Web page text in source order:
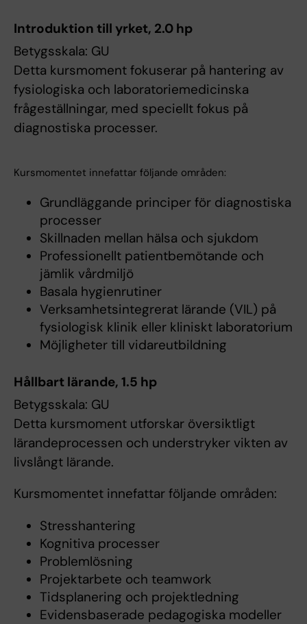
Introduktion till yrket, 2.0 hp
Betygsskala: GU
Detta kursmoment fokuserar på hantering av
fysiologiska och laboratoriemedicinska
frågeställningar, med speciellt fokus på
diagnostiska processer.
Kursmomentet innefattar följande områden:
Grundläggande principer för diagnostiska
processer
Skillnaden mellan hälsa och sjukdom
Professionellt patientbemötande och
jämlik vårdmiljö
Basala hygienrutiner
Verksamhetsintegrerat lärande (VIL) på
fysiologisk klinik eller kliniskt laboratorium
Möjligheter till vidareutbildning
Hållbart lärande, 1.5 hp
Betygsskala: GU
Detta kursmoment utforskar översiktligt
lärandeprocessen och understryker vikten av
livslångt lärande.
Kursmomentet innefattar följande områden:
Stresshantering
Kognitiva processer
Problemlösning
Projektarbete och teamwork
Tidsplanering och projektledning
Evidensbaserade pedagogiska modeller